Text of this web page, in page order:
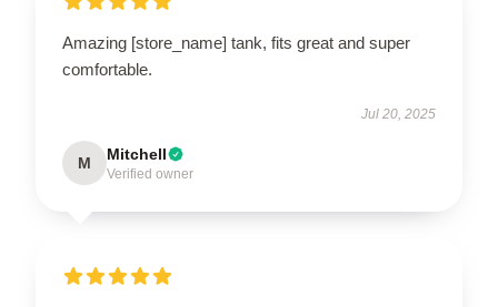
Amazing [store_name] tank, fits great and super
comfortable.
Jul 20, 2025
M Mitchell
Verified owner